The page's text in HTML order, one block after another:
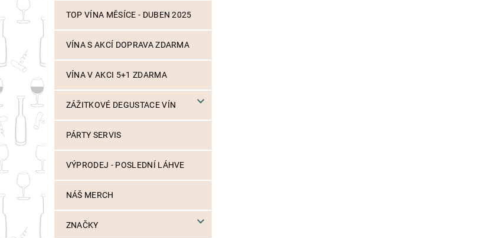
TOP VÍNA MĚSÍCE - DUBEN 2025
VÍNA S AKCÍ DOPRAVA ZDARMA
VÍNA V AKCI 5+1 ZDARMA
ZÁŽITKOVÉ DEGUSTACE VÍN
PÁRTY SERVIS
VÝPRODEJ - POSLEDNÍ LÁHVE
NÁŠ MERCH
ZNAČKY